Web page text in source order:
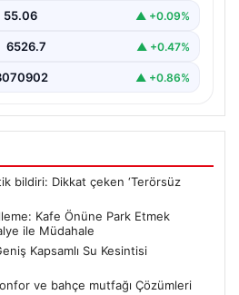
55.06 ▲ +0.09%
6526.7 ▲ +0.47%
▲ +0.86%
bildiri: Dikkat çeken ‘Terörsüz
Kafe Önüne Park Etmek
ile Müdahale
Kapsamlı Su Kesintisi
ve bahçe mutfağı Çözümleri